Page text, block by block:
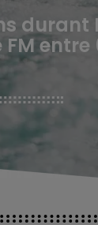
durant
entre